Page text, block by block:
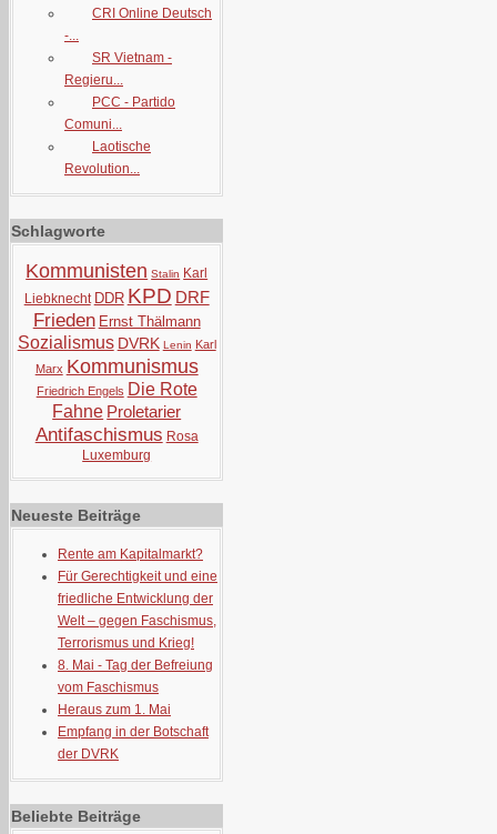
CRI Online Deutsch
-...
SR Vietnam -
Regieru...
PCC - Partido
Comuni...
Laotische
Revolution...
Schlagworte
Kommunisten Stalin Karl
Liebknecht DDR KPD DRF
Frieden Ernst Thälmann
Sozialismus DVRK Lenin Karl
Marx Kommunismus
Friedrich Engels Die Rote
Fahne Proletarier
Antifaschismus Rosa
Luxemburg
Neueste Beiträge
Rente am Kapitalmarkt?
Für Gerechtigkeit und eine
friedliche Entwicklung der
Welt – gegen Faschismus,
Terrorismus und Krieg!
8. Mai - Tag der Befreiung
vom Faschismus
Heraus zum 1. Mai
Empfang in der Botschaft
der DVRK
Beliebte Beiträge